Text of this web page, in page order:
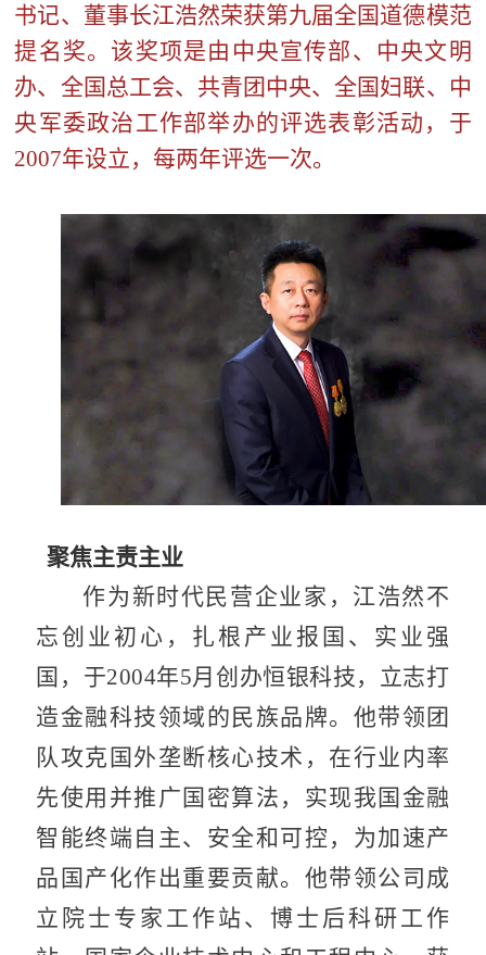
书记、董事长江浩然荣获第九届全国道德模范
提名奖。该奖项是由中央宣传部、中央文明
办、全国总工会、共青团中央、全国妇联、中
央军委政治工作部举办的评选表彰活动，于
2007年设立，每两年评选一次。
聚焦主责主业
作为新时代民营企业家，江浩然不
忘创业初心，扎根产业报国、实业强
国，于2004年5月创办恒银科技，立志打
造金融科技领域的民族品牌。他带领团
队攻克国外垄断核心技术，在行业内率
先使用并推广国密算法，实现我国金融
智能终端自主、安全和可控，为加速产
品国产化作出重要贡献。他带领公司成
立院士专家工作站、博士后科研工作